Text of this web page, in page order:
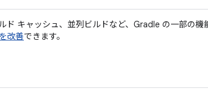
ド キャッシュ、並列ビルドなど、Gradle の一部の機
改善できます。